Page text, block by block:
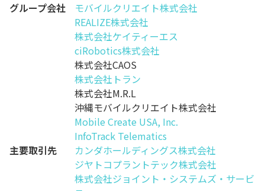
グループ会社
モバイルクリエイト株式会社
REALIZE株式会社
株式会社ケイティーエス
ciRobotics株式会社
株式会社CAOS
株式会社トラン
株式会社M.R.L
沖縄モバイルクリエイト株式会社
Mobile Create USA, Inc.
InfoTrack Telematics
主要取引先
カンダホールディングス株式会社
ジヤトコプラントテック株式会社
株式会社ジョイント・システムズ・サービ